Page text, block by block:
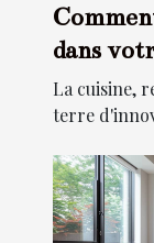
dans
La cuisine,
terre